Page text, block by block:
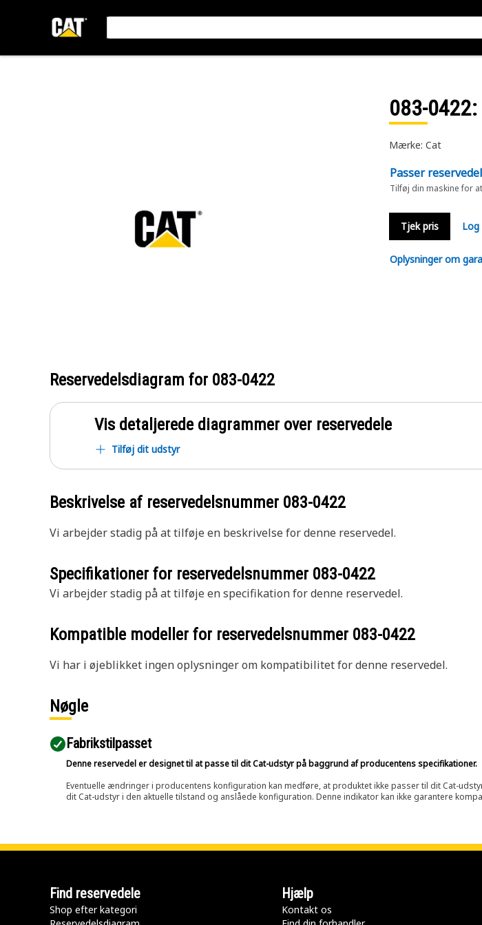
083-0422:
Mærke: Cat
Passer
Tilføj din maskine for
Tjek pris Log
Oplysninger om
Reservedelsdiagram for 083-0422
Vis detaljerede diagrammer over reservedele
Tilføj dit udstyr
Beskrivelse af reservedelsnummer 083-0422
Vi arbejder stadig på at tilføje en beskrivelse for denne reservedel.
Specifikationer for reservedelsnummer 083-0422
Vi arbejder stadig på at tilføje en specifikation for denne reservedel.
Kompatible modeller for reservedelsnummer 083-0422
Vi har i øjeblikket ingen oplysninger om kompatibilitet for denne reservedel.
Nøgle
Fabrikstilpasset
Denne reservedel er designet til at passe til dit Cat-udstyr på baggrund af producentens specifikationer.
Eventuelle ændringer i producentens konfiguration kan medføre, at produktet ikke passer til dit Cat-
dit Cat-udstyr i den aktuelle tilstand og anslåede konfiguration. Denne indikator kan ikke garantere
Find reservedele
Shop efter kategori
Hjælp
Kontakt os